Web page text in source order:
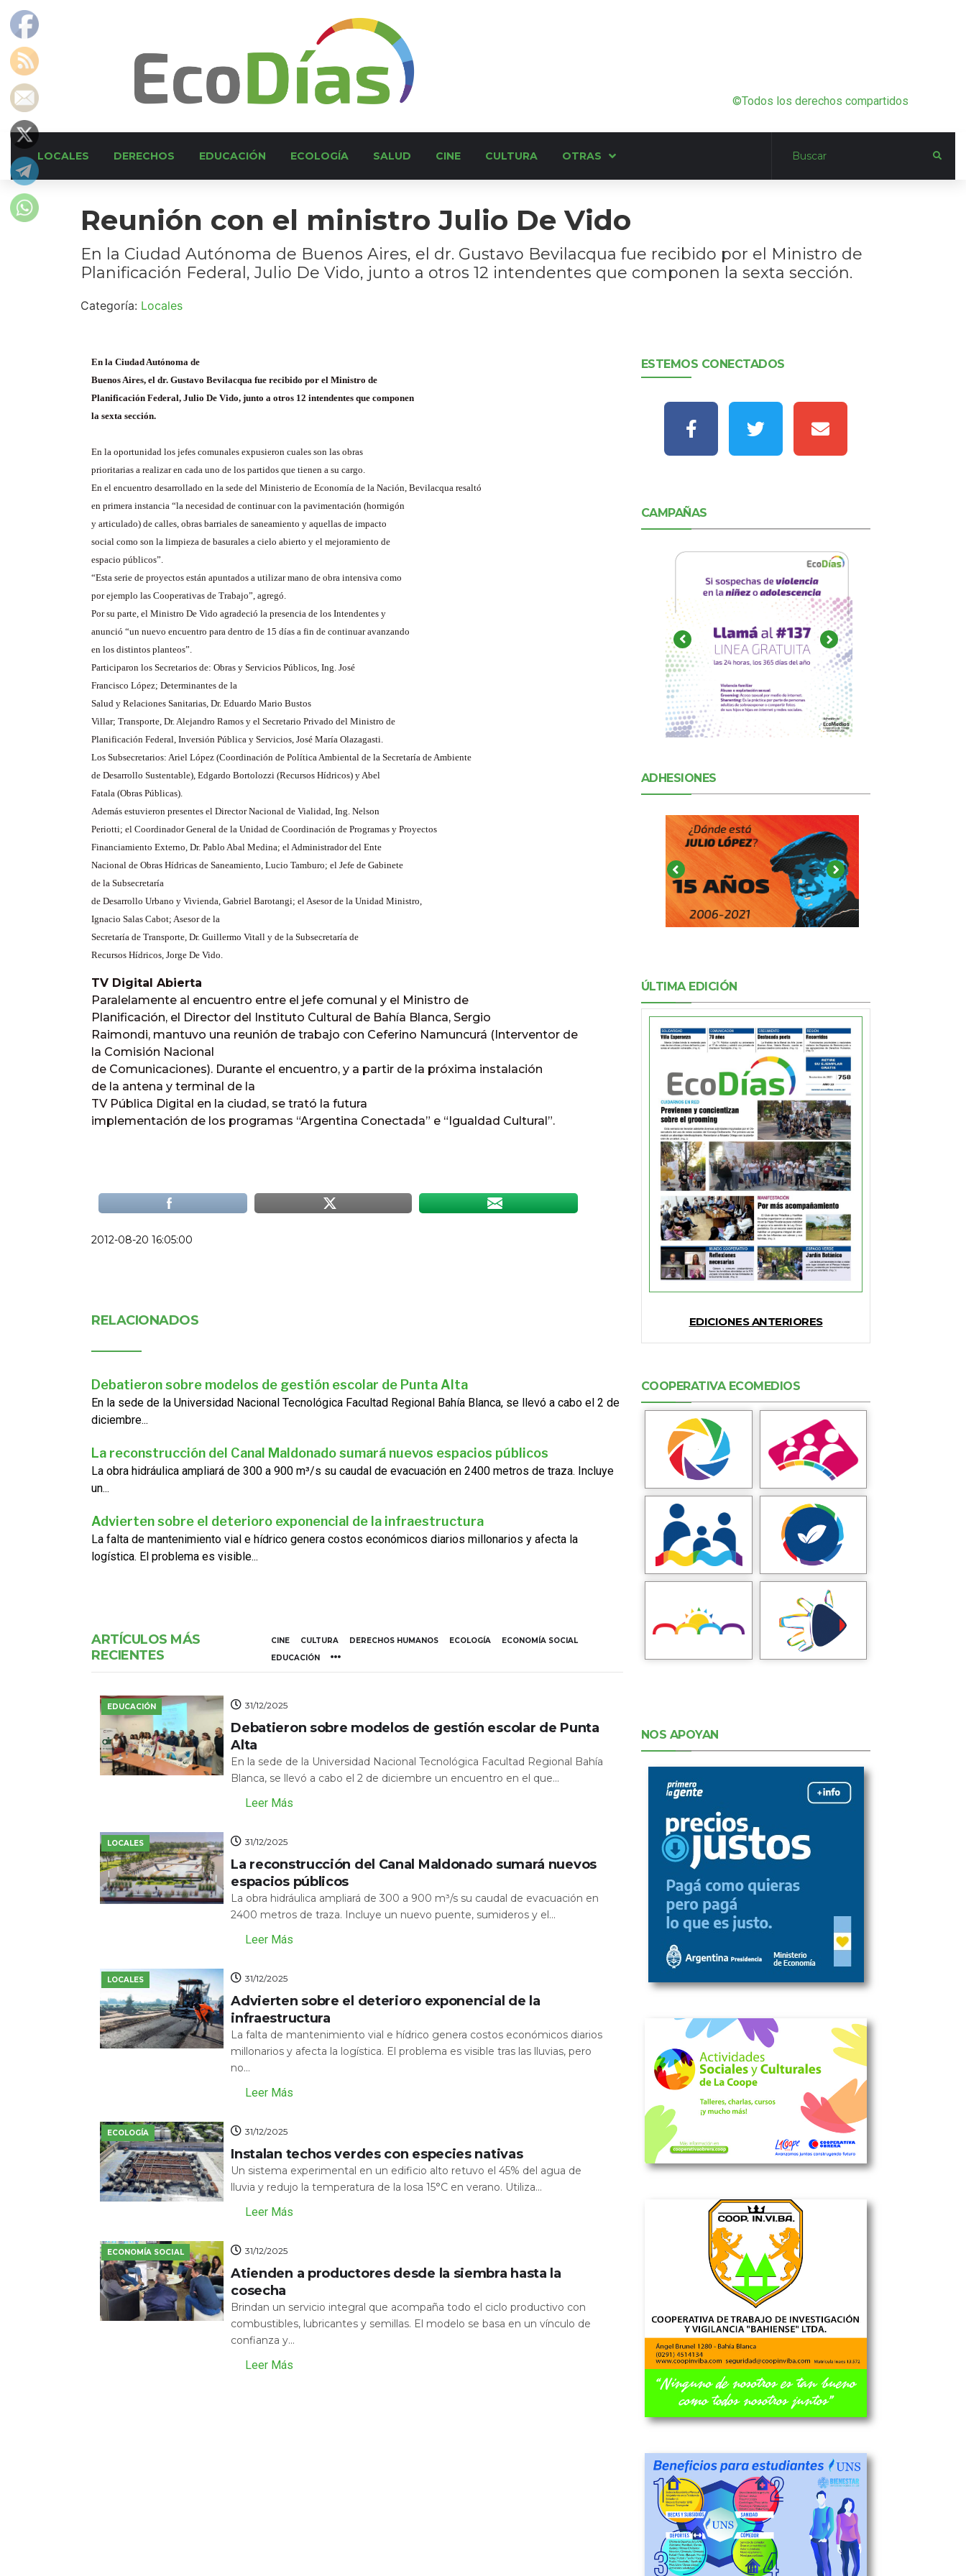
©Todos los derechos compartidos
LOCALES DERECHOS EDUCACIÓN ECOLOGÍA SALUD CINE CULTURA OTRAS
Reunión con el ministro Julio De Vido
En la Ciudad Autónoma de Buenos Aires, el dr. Gustavo Bevilacqua fue recibido por el Ministro de
Planificación Federal, Julio De Vido, junto a otros 12 intendentes que componen la sexta sección.
Categoría: Locales
En la Ciudad Autónoma de
Buenos Aires, el dr. Gustavo Bevilacqua fue recibido por el Ministro de
Planificación Federal, Julio De Vido, junto a otros 12 intendentes que componen
la sexta sección.
En la oportunidad los jefes comunales expusieron cuales son las obras
prioritarias a realizar en cada uno de los partidos que tienen a su cargo.
En el encuentro desarrollado en la sede del Ministerio de Economía de la Nación, Bevilacqua resaltó
en primera instancia “la necesidad de continuar con la pavimentación (hormigón
y articulado) de calles, obras barriales de saneamiento y aquellas de impacto
social como son la limpieza de basurales a cielo abierto y el mejoramiento de
espacio públicos”.
“Esta serie de proyectos están apuntados a utilizar mano de obra intensiva como
por ejemplo las Cooperativas de Trabajo”, agregó.
Por su parte, el Ministro De Vido agradeció la presencia de los Intendentes y
anunció “un nuevo encuentro para dentro de 15 días a fin de continuar avanzando
en los distintos planteos”.
Participaron los Secretarios de: Obras y Servicios Públicos, Ing. José
Francisco López; Determinantes de la
Salud y Relaciones Sanitarias, Dr. Eduardo Mario Bustos
Villar; Transporte, Dr. Alejandro Ramos y el Secretario Privado del Ministro de
Planificación Federal, Inversión Pública y Servicios, José María Olazagasti.
Los Subsecretarios: Ariel López (Coordinación de Política Ambiental de la Secretaría de Ambiente
de Desarrollo Sustentable), Edgardo Bortolozzi (Recursos Hídricos) y Abel
Fatala (Obras Públicas).
Además estuvieron presentes el Director Nacional de Vialidad, Ing. Nelson
Periotti; el Coordinador General de la Unidad de Coordinación de Programas y Proyectos
Financiamiento Externo, Dr. Pablo Abal Medina; el Administrador del Ente
Nacional de Obras Hídricas de Saneamiento, Lucio Tamburo; el Jefe de Gabinete
de la Subsecretaría
de Desarrollo Urbano y Vivienda, Gabriel Barotangi; el Asesor de la Unidad Ministro,
Ignacio Salas Cabot; Asesor de la
Secretaría de Transporte, Dr. Guillermo Vitall y de la Subsecretaría de
Recursos Hídricos, Jorge De Vido.
TV Digital Abierta
Paralelamente al encuentro entre el jefe comunal y el Ministro de
Planificación, el Director del Instituto Cultural de Bahía Blanca, Sergio
Raimondi, mantuvo una reunión de trabajo con Ceferino Namuncurá (Interventor de
la Comisión Nacional
de Comunicaciones). Durante el encuentro, y a partir de la próxima instalación
de la antena y terminal de la
TV Pública Digital en la ciudad, se trató la futura
implementación de los programas “Argentina Conectada” e “Igualdad Cultural”.
2012-08-20 16:05:00
RELACIONADOS
Debatieron sobre modelos de gestión escolar de Punta Alta
En la sede de la Universidad Nacional Tecnológica Facultad Regional Bahía Blanca, se llevó a cabo el 2 de
diciembre...
La reconstrucción del Canal Maldonado sumará nuevos espacios públicos
La obra hidráulica ampliará de 300 a 900 m³/s su caudal de evacuación en 2400 metros de traza. Incluye
un...
Advierten sobre el deterioro exponencial de la infraestructura
La falta de mantenimiento vial e hídrico genera costos económicos diarios millonarios y afecta la
logística. El problema es visible...
ARTÍCULOS MÁS
RECIENTES
CINE CULTURA DERECHOS HUMANOS ECOLOGÍA
ECONOMÍA SOCIAL
EDUCACIÓN
EDUCACIÓN 31/12/2025
Debatieron sobre modelos de gestión escolar de Punta
Alta
En la sede de la Universidad Nacional Tecnológica Facultad Regional Bahía
Blanca, se llevó a cabo el 2 de diciembre un encuentro en el que...
Leer Más
LOCALES 31/12/2025
La reconstrucción del Canal Maldonado sumará nuevos
espacios públicos
La obra hidráulica ampliará de 300 a 900 m³/s su caudal de evacuación en
2400 metros de traza. Incluye un nuevo puente, sumideros y el...
Leer Más
LOCALES 31/12/2025
Advierten sobre el deterioro exponencial de la
infraestructura
La falta de mantenimiento vial e hídrico genera costos económicos diarios
millonarios y afecta la logística. El problema es visible tras las lluvias, pero
no...
Leer Más
ECOLOGÍA 31/12/2025
Instalan techos verdes con especies nativas
Un sistema experimental en un edificio alto retuvo el 45% del agua de
lluvia y redujo la temperatura de la losa 15°C en verano. Utiliza...
Leer Más
ECONOMÍA SOCIAL 31/12/2025
Atienden a productores desde la siembra hasta la
cosecha
Brindan un servicio integral que acompaña todo el ciclo productivo con
combustibles, lubricantes y semillas. El modelo se basa en un vínculo de
confianza y...
Leer Más
ESTEMOS CONECTADOS
CAMPAÑAS
ADHESIONES
ÚLTIMA EDICIÓN
EDICIONES ANTERIORES
COOPERATIVA ECOMEDIOS
NOS APOYAN